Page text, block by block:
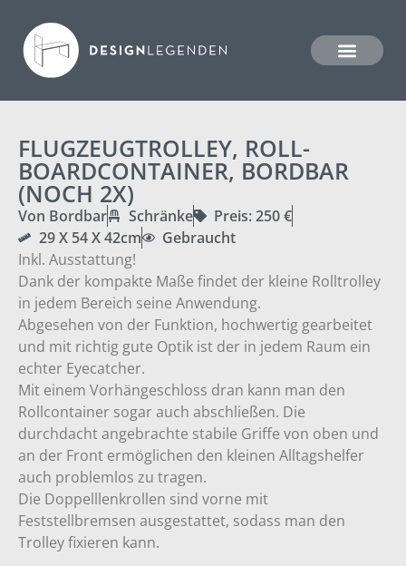
FLUGZEUGTROLLEY, ROLL-
BOARDCONTAINER, BORDBAR
(NOCH 2X)
Von Bordbar Schränke
Preis: 250 €
29 X 54 X 42cm
Gebraucht
Inkl. Ausstattung!
Dank der kompakte Maße findet der kleine Rolltrolley
in jedem Bereich seine Anwendung.
Abgesehen von der Funktion, hochwertig gearbeitet
und mit richtig gute Optik ist der in jedem Raum ein
echter Eyecatcher.
Mit einem Vorhängeschloss dran kann man den
Rollcontainer sogar auch abschließen. Die
durchdacht angebrachte stabile Griffe von oben und
an der Front ermöglichen den kleinen Alltagshelfer
auch problemlos zu tragen.
Die Doppelllenkrollen sind vorne mit
Feststellbremsen ausgestattet, sodass man den
Trolley fixieren kann.